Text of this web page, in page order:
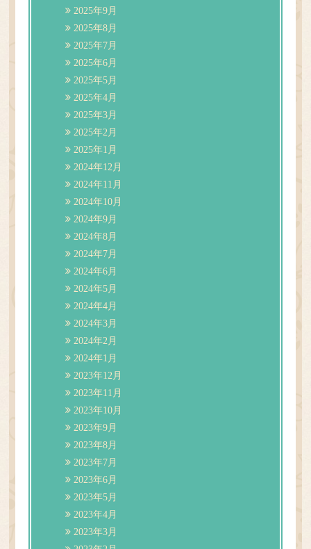
2025年9月
2025年8月
2025年7月
2025年6月
2025年5月
2025年4月
2025年3月
2025年2月
2025年1月
2024年12月
2024年11月
2024年10月
2024年9月
2024年8月
2024年7月
2024年6月
2024年5月
2024年4月
2024年3月
2024年2月
2024年1月
2023年12月
2023年11月
2023年10月
2023年9月
2023年8月
2023年7月
2023年6月
2023年5月
2023年4月
2023年3月